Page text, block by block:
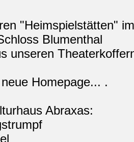
Homepage... .
Abraxas:
für Schulen und
Ich bin Ich Vorpremiere